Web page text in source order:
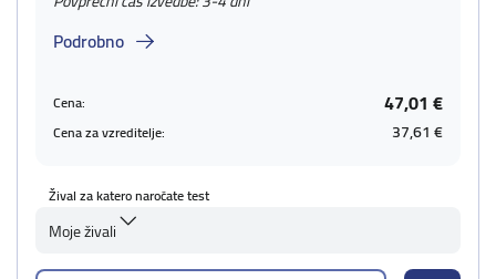
Podrobno
Cena: 47,01 €
Cena za vzreditelje: 37,61 €
Žival za katero naročate test
Moje živali